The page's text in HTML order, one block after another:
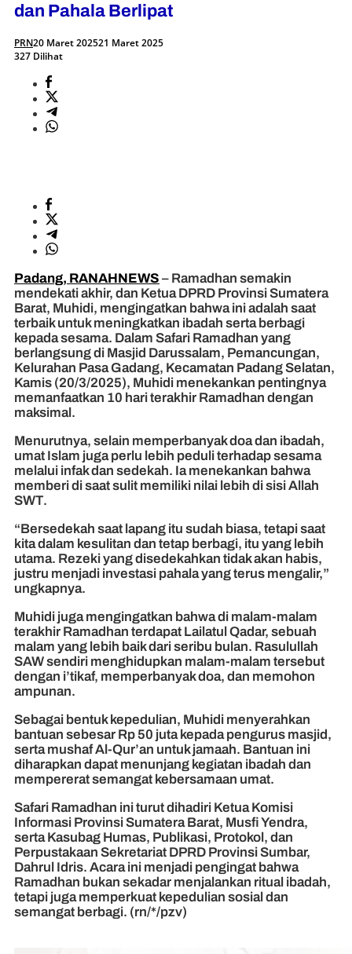
dan Pahala Berlipat
PRN20 Maret 202521 Maret 2025
327 Dilihat
Padang, RANAHNEWS – Ramadhan semakin
mendekati akhir, dan Ketua DPRD Provinsi Sumatera
Barat, Muhidi, mengingatkan bahwa ini adalah saat
terbaik untuk meningkatkan ibadah serta berbagi
kepada sesama. Dalam Safari Ramadhan yang
berlangsung di Masjid Darussalam, Pemancungan,
Kelurahan Pasa Gadang, Kecamatan Padang Selatan,
Kamis (20/3/2025), Muhidi menekankan pentingnya
memanfaatkan 10 hari terakhir Ramadhan dengan
maksimal.
Menurutnya, selain memperbanyak doa dan ibadah,
umat Islam juga perlu lebih peduli terhadap sesama
melalui infak dan sedekah. Ia menekankan bahwa
memberi di saat sulit memiliki nilai lebih di sisi Allah
SWT.
“Bersedekah saat lapang itu sudah biasa, tetapi saat
kita dalam kesulitan dan tetap berbagi, itu yang lebih
utama. Rezeki yang disedekahkan tidak akan habis,
justru menjadi investasi pahala yang terus mengalir,”
ungkapnya.
Muhidi juga mengingatkan bahwa di malam-malam
terakhir Ramadhan terdapat Lailatul Qadar, sebuah
malam yang lebih baik dari seribu bulan. Rasulullah
SAW sendiri menghidupkan malam-malam tersebut
dengan i’tikaf, memperbanyak doa, dan memohon
ampunan.
Sebagai bentuk kepedulian, Muhidi menyerahkan
bantuan sebesar Rp 50 juta kepada pengurus masjid,
serta mushaf Al-Qur’an untuk jamaah. Bantuan ini
diharapkan dapat menunjang kegiatan ibadah dan
mempererat semangat kebersamaan umat.
Safari Ramadhan ini turut dihadiri Ketua Komisi
Informasi Provinsi Sumatera Barat, Musfi Yendra,
serta Kasubag Humas, Publikasi, Protokol, dan
Perpustakaan Sekretariat DPRD Provinsi Sumbar,
Dahrul Idris. Acara ini menjadi pengingat bahwa
Ramadhan bukan sekadar menjalankan ritual ibadah,
tetapi juga memperkuat kepedulian sosial dan
semangat berbagi. (rn/*/pzv)